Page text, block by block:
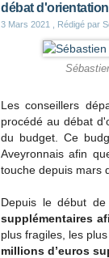
débat
3 Mars 2021 , Rédigé par
Les conseillers
procédé au débat
du budget. Ce
Aveyronnais afin
touche depuis mars
Depuis le début
supplémentaires
plus fragiles, les
millions d’euros